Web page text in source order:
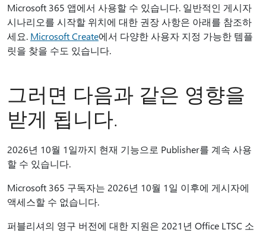
Microsoft 365 앱에서 사용할 수 있습니다. 일반적인 게시자
시나리오를 시작할 위치에 대한 권장 사항은 아래를 참조하
세요. Microsoft Create에서 다양한 사용자 지정 가능한 템플
릿을 찾을 수도 있습니다.
그러면 다음과 같은 영향을
받게 됩니다.
2026년 10월 1일까지 현재 기능으로 Publisher를 계속 사용
할 수 있습니다.
Microsoft 365 구독자는 2026년 10월 1일 이후에 게시자에
액세스할 수 없습니다.
퍼블리셔의 영구 버전에 대한 지원은 2021년 Office LTSC 소